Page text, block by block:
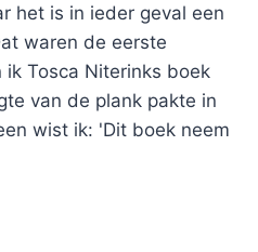
het is in ieder geval een
waren de eerste
Tosca Niterinks boek
van de plank pakte in
wist ik: 'Dit boek neem